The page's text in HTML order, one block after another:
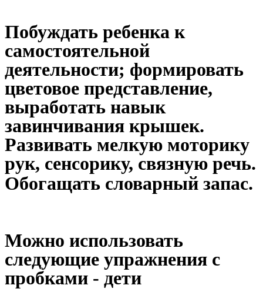
Побуждать ребенка к
самостоятельной
деятельности; формировать
цветовое представление,
выработать навык
завинчивания крышек.
Развивать мелкую моторику
рук, сенсорику, связную речь.
Обогащать словарный запас.
Можно использовать
следующие упражнения с
пробками - дети